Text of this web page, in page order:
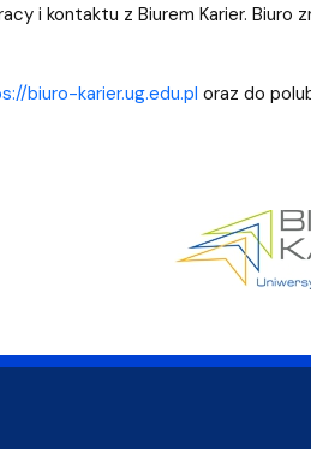
i kontaktu z Biurem Karier. Biuro
biuro-karier.ug.edu.pl oraz do